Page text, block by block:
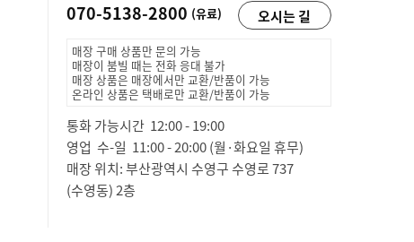
070-5138-2800 (유료) 오시는 길
매장 구매 상품만 문의 가능
매장이 붐빌 때는 전화 응대 불가
매장 상품은 매장에서만 교환/반품이 가능
온라인 상품은 택배로만 교환/반품이 가능
통화 가능시간 12:00 - 19:00
영업 수-일 11:00 - 20:00 (월·화요일 휴무)
매장 위치: 부산광역시 수영구 수영로 737
(수영동) 2층